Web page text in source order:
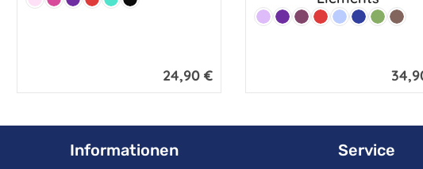
Hellrosa
PinkLila Rot TürkisSchwarz
Regulärer Preis:
24,90 €
Farbe:
FliederLila BeereRot Hellblau
MarineApfel
Informationen Service